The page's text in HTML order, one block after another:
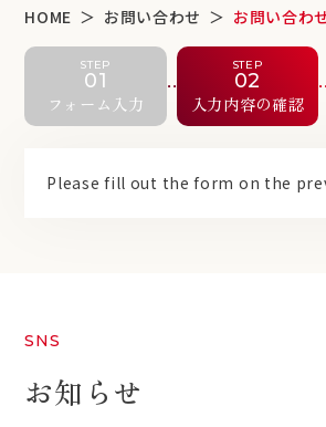
HOME お問い合わせ お問い合わ
STEP
01
フォーム入力
STEP
02
入力内容の確認
Please fill out the form on the
SNS
お知らせ